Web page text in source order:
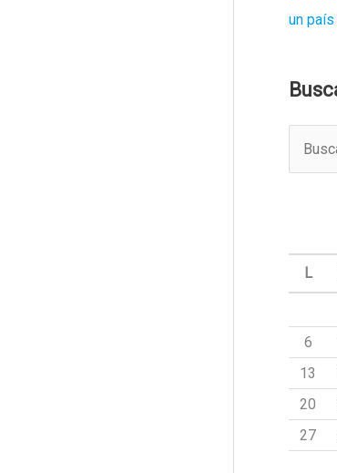
un
a
L
6
13
20
27